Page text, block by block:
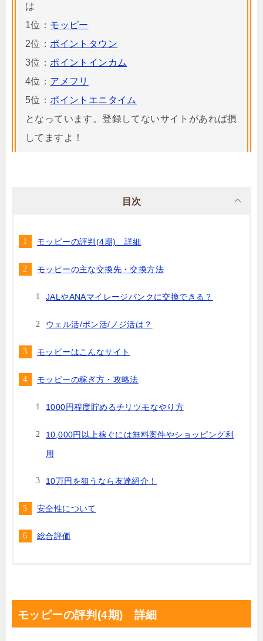
は
1位： モッピー
2位： ポイントタウン
3位： ポイントインカム
4位： アメフリ
5位： ポイントエニタイム
となっています。登録してないサイトがあれば損
してますよ！
目次
モッピーの評判(4期) 詳細
モッピーの主な交換先・交換方法
JALやANAマイレージバンクに交換できる？
ウェル活/ポン活/ノジ活は？
モッピーはこんなサイト
モッピーの稼ぎ方・攻略法
1000円程度貯めるチリツモなやり方
10,000円以上稼ぐには無料案件やショッピング利
用
10万円を狙うなら友達紹介！
安全性について
総合評価
モッピーの評判(4期) 詳細